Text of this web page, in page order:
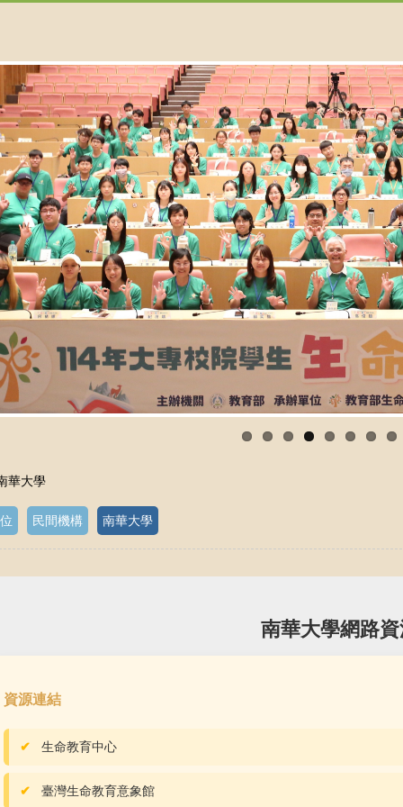
華大學
民間機構 南華大學
南華大學網路
資源連結
生命教育中心
臺灣生命教育意象館